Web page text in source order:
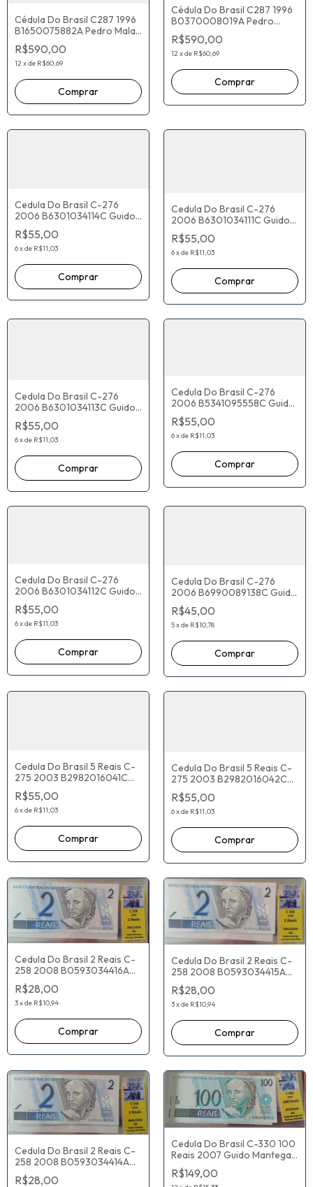
Cédula Do Brasil C287 1996
B1650075882A Pedro Malan
Gustavo Loyola
R$590,00
12 xde R$60,69
Cédula Do Brasil C287 1996
B0370008019A Pedro
Malan Gustavo Loyola
R$590,00
12 xde R$60,69
Cedula Do Brasil C-276
2006 B6301034114C Guido
Mantega Henrique Meirelles
R$55,00
6xde R$11,03
Cedula Do Brasil C-276
2006 B6301034111C Guido
Mantega Henrique Meirelles
R$55,00
6xde R$11,03
Cedula Do Brasil C-276
2006 B6301034113C Guido
Mantega Henrique Meirelles
R$55,00
6xde R$11,03
Cedula Do Brasil C-276
2006 B5341095558C Guido
Mantega Henrique Meirelles
R$55,00
6xde R$11,03
Cedula Do Brasil C-276
2006 B6301034112C Guido
Mantega Henrique Meirelles
R$55,00
6xde R$11,03
Cedula Do Brasil C-276
2006 B6990089138C Guido
Mantega Henrique Meirelles
R$45,00
5xde R$10,78
Cedula Do Brasil 5 Reais C-
275 2003 B2982016041C
Antônio Palocci Henrique
Meirelles
R$55,00
6xde R$11,03
Cedula Do Brasil 5 Reais C-
275 2003 B2982016042C
Antônio Palocci Henrique
Meirelles
R$55,00
6xde R$11,03
Cedula Do Brasil 2 Reais C-
258 2008 B0593034416A
Guido Mantega Henrique
Meirelles
R$28,00
3xde R$10,94
Cedula Do Brasil 2 Reais C-
258 2008 B0593034415A
Guido Mantega Henrique
Meirelles
R$28,00
3xde R$10,94
Cedula Do Brasil 2 Reais C-
258 2008 B0593034414A
Guido Mantega Henrique
Meirelles
R$28,00
Cedula Do Brasil C-330 100
Reais 2007 Guido Mantega
Henrique Meireles
A4036084249A
R$149,00